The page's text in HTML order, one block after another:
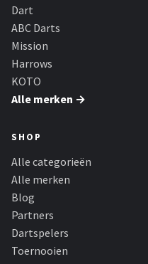
Dart
ABC Darts
Mission
Harrows
KOTO
Alle merken →
SHOP
Alle categorieën
Alle merken
Blog
Partners
Dartspelers
Toernooien